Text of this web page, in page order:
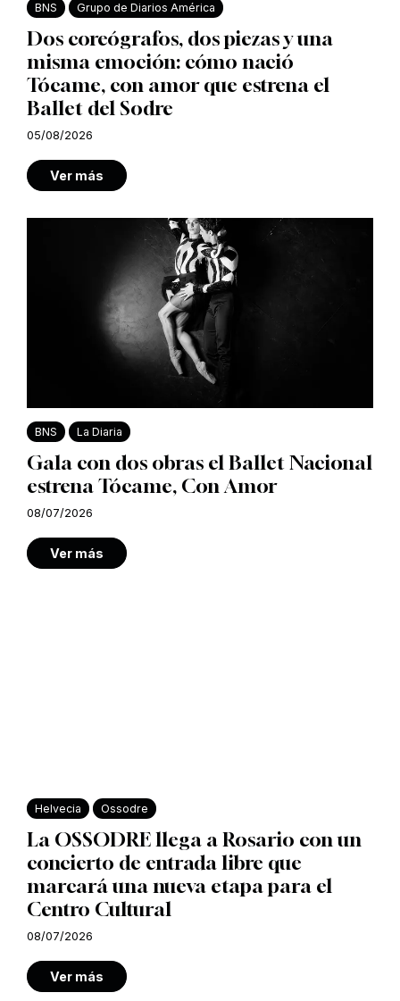
BNS Grupo de Diarios América
Dos coreógrafos, dos piezas y una
misma emoción: cómo nació
Tócame, con amor que estrena el
Ballet del Sodre
05/08/2026
Ver más
BNS La Diaria
Gala con dos obras el Ballet Nacional
estrena Tócame, Con Amor
08/07/2026
Ver más
Helvecia Ossodre
La OSSODRE llega a Rosario con un
concierto de entrada libre que
marcará una nueva etapa para el
Centro Cultural
08/07/2026
Ver más